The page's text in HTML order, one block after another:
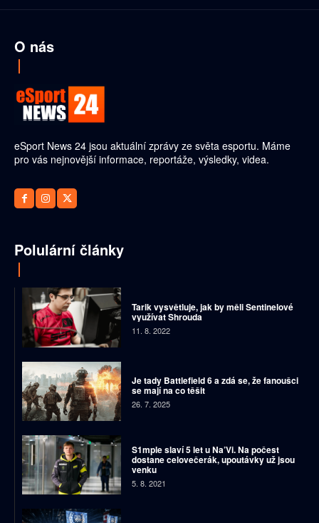
O nás
eSport News 24 jsou aktuální zprávy ze světa esportu. Máme
pro vás nejnovější informace, reportáže, výsledky, videa.
Polulární články
Tarik vysvětluje, jak by měli Sentinelové
využívat Shrouda
11. 8. 2022
Je tady Battlefield 6 a zdá se, že fanoušci
se mají na co těšit
26. 7. 2025
S1mple slaví 5 let u Na’Vi. Na počest
dostane celovečerák, upoutávky už jsou
venku
5. 8. 2021